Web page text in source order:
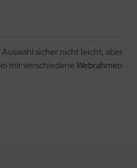
sicher nicht leicht, aber
mir verschiedene Webrahmen